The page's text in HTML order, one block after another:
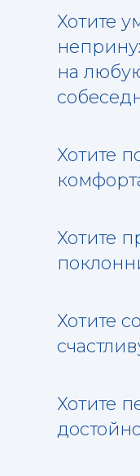
Хотите
на
Хотите
Хотите
Хотите
Хотите